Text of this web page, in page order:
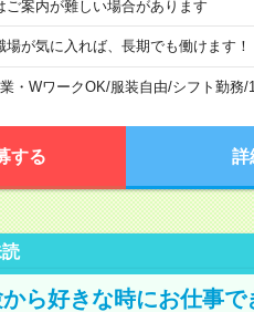
案内が難しい場合があります
気に入れば、長期でも働けます！
・WワークOK/服装自由/シフト勤務/
する 詳
ら好きな時にお仕事で